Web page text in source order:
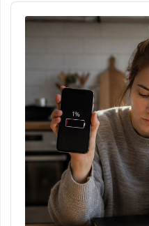
Audio
Player